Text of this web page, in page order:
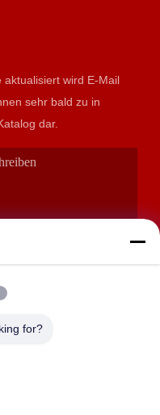
wird E-Mail
sehr bald zu in
Katalog dar.
for?